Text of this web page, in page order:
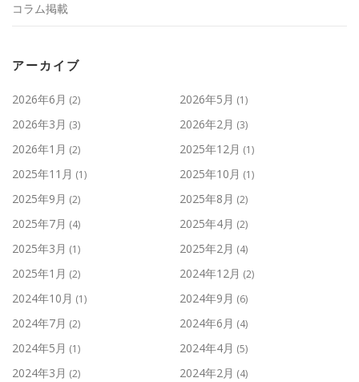
コラム掲載
アーカイブ
2026年6月 (2) 2026年5月 (1)
2026年3月 (3) 2026年2月 (3)
2026年1月 (2) 2025年12月 (1)
2025年11月 (1) 2025年10月 (1)
2025年9月 (2) 2025年8月 (2)
2025年7月 (4) 2025年4月 (2)
2025年3月 (1) 2025年2月 (4)
2025年1月 (2) 2024年12月 (2)
2024年10月 (1) 2024年9月 (6)
2024年7月 (2) 2024年6月 (4)
2024年5月 (1) 2024年4月 (5)
2024年3月 (2) 2024年2月 (4)